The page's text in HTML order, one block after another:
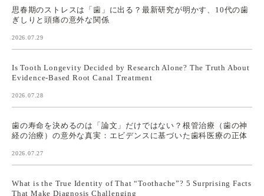
思春期のストレスは「歯」に出る？最新研究が明かす、10代の歯
ぎしりと頭痛の意外な関係
2026.07.29
Is Tooth Longevity Decided by Research Alone? The Truth About
Evidence-Based Root Canal Treatment
2026.07.28
歯の寿命を決めるのは「論文」だけではない？根管治療（歯の神
経の治療）の意外な真実：エビデンスに基づいた歯科医療の正体
2026.07.27
What is the True Identity of That “Toothache”? 5 Surprising Facts
That Make Diagnosis Challenging